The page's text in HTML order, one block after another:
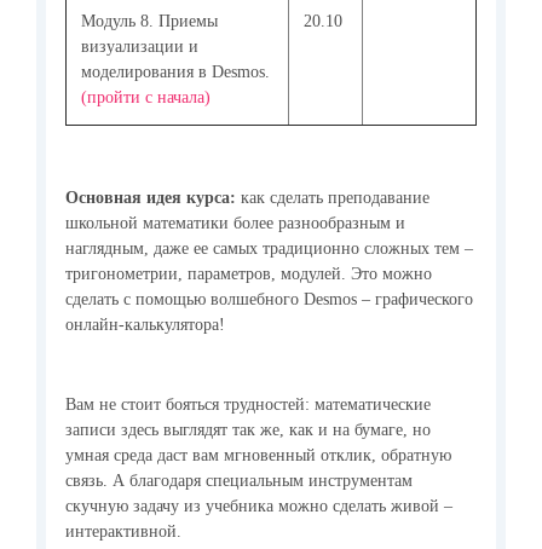
Модуль 8. Приемы
визуализации и
моделирования в Desmos.
(пройти с начала)
20.10
Основная идея курса: как сделать преподавание
школьной математики более разнообразным и
наглядным, даже ее самых традиционно сложных тем –
тригонометрии, параметров, модулей. Это можно
сделать с помощью волшебного Desmos – графического
онлайн-калькулятора!
Вам не стоит бояться трудностей: математические
записи здесь выглядят так же, как и на бумаге, но
умная среда даст вам мгновенный отклик, обратную
связь. А благодаря специальным инструментам
скучную задачу из учебника можно сделать живой –
интерактивной.